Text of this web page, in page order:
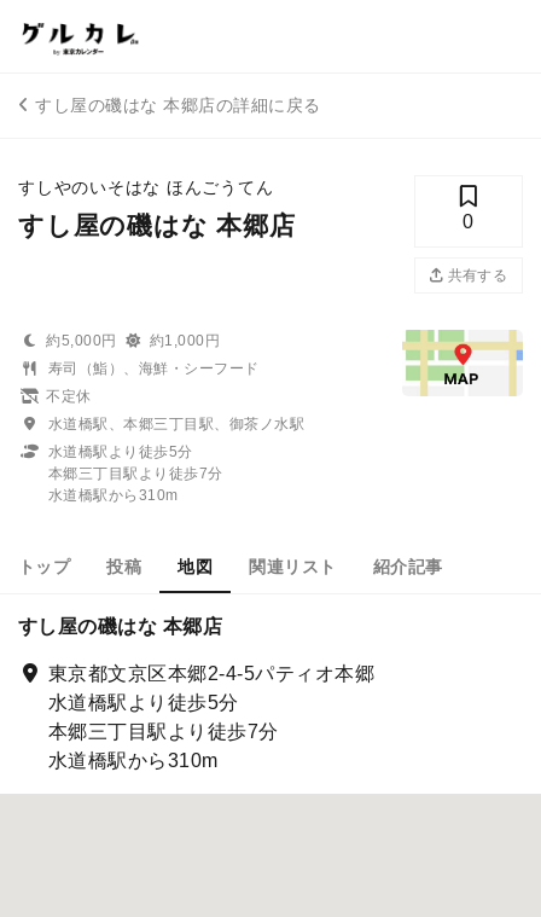
すし屋の磯はな 本郷店の詳細に戻る
すしやのいそはな ほんごうてん
すし屋の磯はな 本郷店 0
共有する
約5,000円
約1,000円
寿司（鮨）、海鮮・シーフード
不定休
水道橋駅、本郷三丁目駅、御茶ノ水駅
水道橋駅より徒歩5分
本郷三丁目駅より徒歩7分
水道橋駅から310m
トップ 投稿 地図 関連リスト 紹介記事
すし屋の磯はな 本郷店
東京都文京区本郷2-4-5パティオ本郷
水道橋駅より徒歩5分
本郷三丁目駅より徒歩7分
水道橋駅から310m